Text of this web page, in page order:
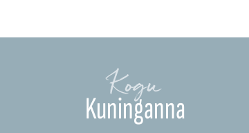
Kuninganna
Kogu